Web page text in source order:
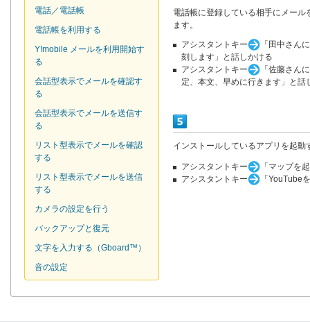
電話／電話帳
電話帳を利用する
Y!mobile メールを利用開始す
る
会話型表示でメールを確認す
る
会話型表示でメールを送信す
る
リスト型表示でメールを確認
する
リスト型表示でメールを送信
する
カメラの設定を行う
バックアップと復元
文字を入力する（Gboard™）
音の設定
電話帳に登録している相手にメール
ます。
アシスタントキー
「田中さん
刻します」と話しかける
アシスタントキー
「佐藤さん
定、本文、早めに行きます」と話
インストールしているアプリを起動
アシスタントキー
「マップを
アシスタントキー
「YouTube